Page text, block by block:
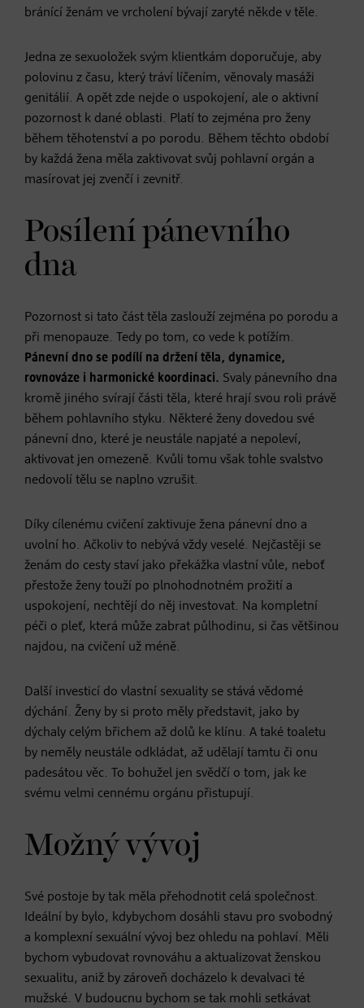
bránící ženám ve vrcholení bývají zaryté někde v těle.
Jedna ze sexuoložek svým klientkám doporučuje, aby
polovinu z času, který tráví líčením, věnovaly masáži
genitálií. A opět zde nejde o uspokojení, ale o aktivní
pozornost k dané oblasti. Platí to zejména pro ženy
během těhotenství a po porodu. Během těchto období
by každá žena měla zaktivovat svůj pohlavní orgán a
masírovat jej zvenčí i zevnitř.
Posílení pánevního
dna
Pozornost si tato část těla zaslouží zejména po porodu a
při menopauze. Tedy po tom, co vede k potížím.
Pánevní dno se podílí na držení těla, dynamice,
rovnováze i harmonické koordinaci. Svaly pánevního dna
kromě jiného svírají části těla, které hrají svou roli právě
během pohlavního styku. Některé ženy dovedou své
pánevní dno, které je neustále napjaté a nepoleví,
aktivovat jen omezeně. Kvůli tomu však tohle svalstvo
nedovolí tělu se naplno vzrušit.
Díky cílenému cvičení zaktivuje žena pánevní dno a
uvolní ho. Ačkoliv to nebývá vždy veselé. Nejčastěji se
ženám do cesty staví jako překážka vlastní vůle, neboť
přestože ženy touží po plnohodnotném prožití a
uspokojení, nechtějí do něj investovat. Na kompletní
péči o pleť, která může zabrat půlhodinu, si čas většinou
najdou, na cvičení už méně.
Další investicí do vlastní sexuality se stává vědomé
dýchání. Ženy by si proto měly představit, jako by
dýchaly celým břichem až dolů ke klínu. A také toaletu
by neměly neustále odkládat, až udělají tamtu či onu
padesátou věc. To bohužel jen svědčí o tom, jak ke
svému velmi cennému orgánu přistupují.
Možný vývoj
Své postoje by tak měla přehodnotit celá společnost.
Ideální by bylo, kdybychom dosáhli stavu pro svobodný
a komplexní sexuální vývoj bez ohledu na pohlaví. Měli
bychom vybudovat rovnováhu a aktualizovat ženskou
sexualitu, aniž by zároveň docházelo k devalvaci té
mužské. V budoucnu bychom se tak mohli setkávat